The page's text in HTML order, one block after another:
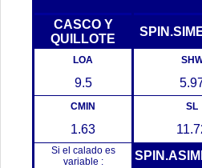
CASCO Y
QUILLOTE
LOA
9.5
CMIN SL
1.63
Si el calado es
variable :